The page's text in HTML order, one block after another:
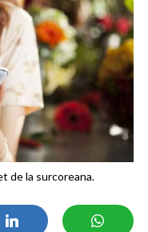
de la surcoreana.